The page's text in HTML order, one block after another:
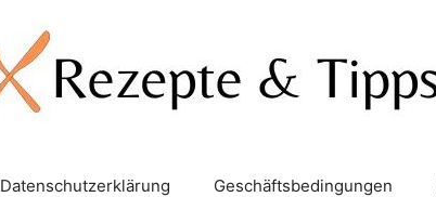
Datenschutzerklärung Geschäftsbedingungen